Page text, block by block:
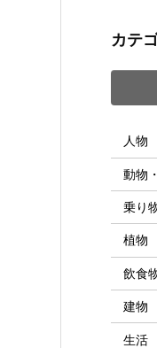
カテ
人物
動物
乗り
植物
飲食
建物
生活